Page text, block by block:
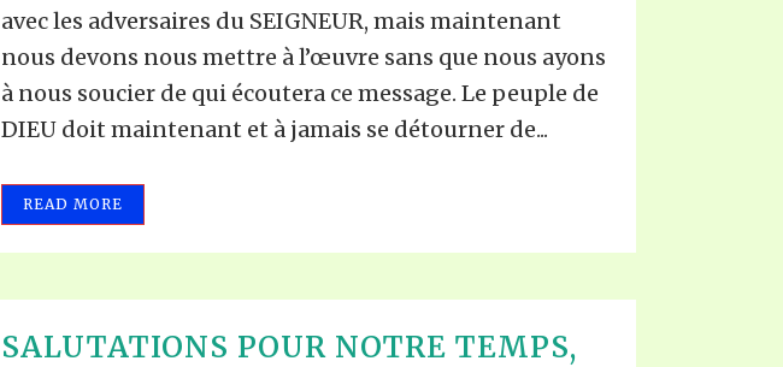
avec les adversaires du SEIGNEUR, mais maintenant
nous devons nous mettre à l’œuvre sans que nous ayons
à nous soucier de qui écoutera ce message. Le peuple de
DIEU doit maintenant et à jamais se détourner de...
READ MORE
SALUTATIONS POUR NOTRE TEMPS,